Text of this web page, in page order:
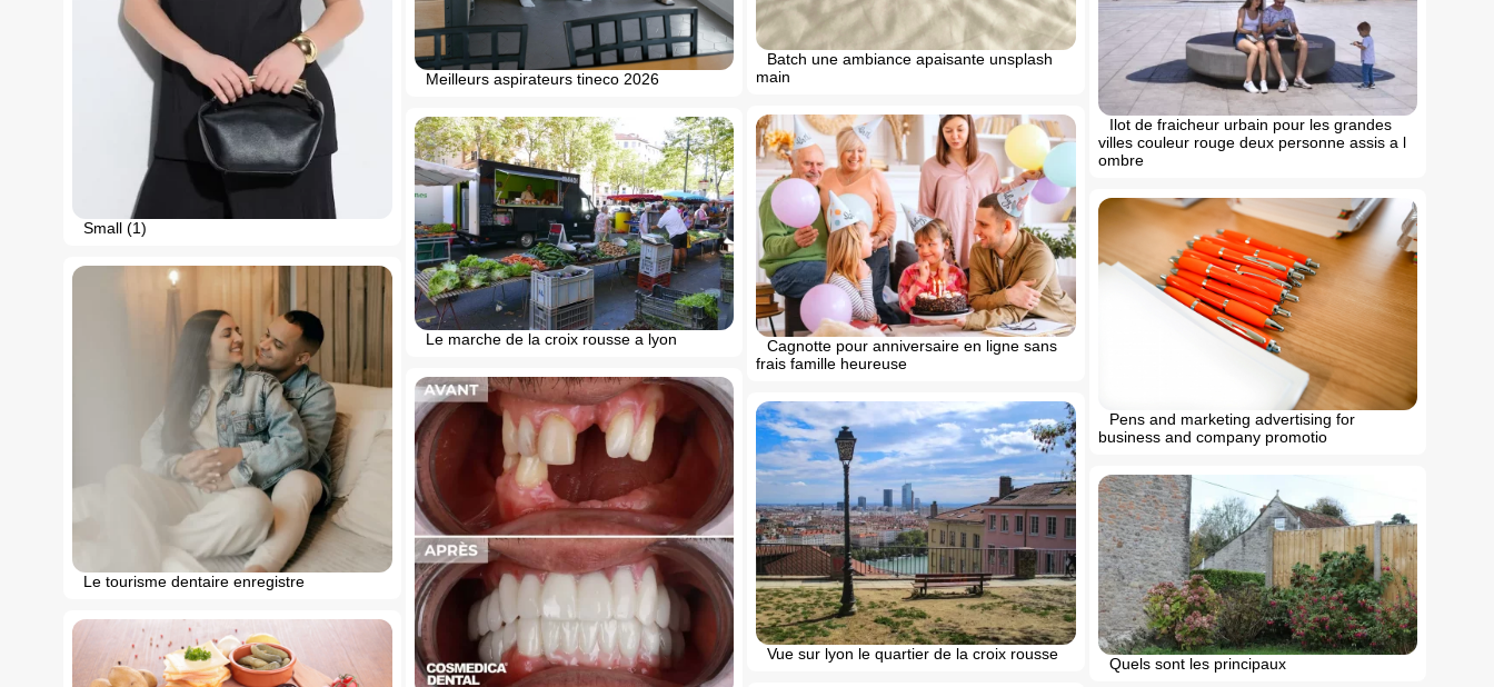
Meilleurs aspirateurs tineco 2026
Small (1)
Ilot de fraicheur urbain pour les grandes
villes couleur rouge deux personne assis a l
ombre
Batch une ambiance apaisante unsplash
main
Cagnotte pour anniversaire en ligne sans
frais famille heureuse
Le marche de la croix rousse a lyon
Pens and marketing advertising for
business and company promotio
Le tourisme dentaire enregistre
Vue sur lyon le quartier de la croix rousse
Quels sont les principaux